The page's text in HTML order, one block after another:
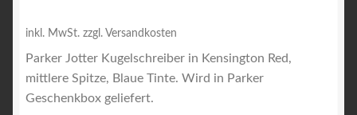
inkl. MwSt. zzgl. Versandkosten
Parker Jotter Kugelschreiber in Kensington Red,
mittlere Spitze, Blaue Tinte. Wird in Parker
Geschenkbox geliefert.